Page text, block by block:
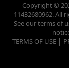
Copyright ©
11432680962. All
See our terms of
TERMS OF USE │